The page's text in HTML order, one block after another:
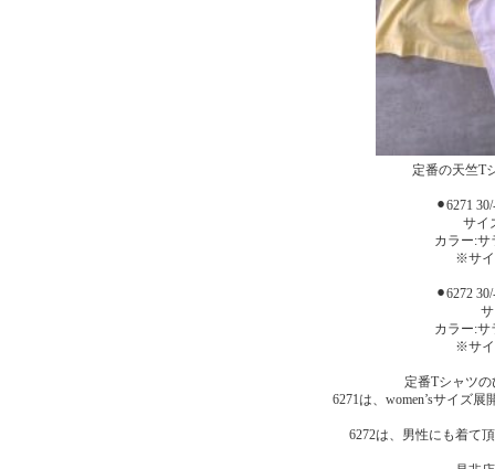
定番の天竺T
⚫︎6271
サイ
カラー:サ
※サイ
⚫︎6272
カラー:サ
※サイ
定番Tシャツ
6271は、women’sサイズ
6272は、男性にも着て